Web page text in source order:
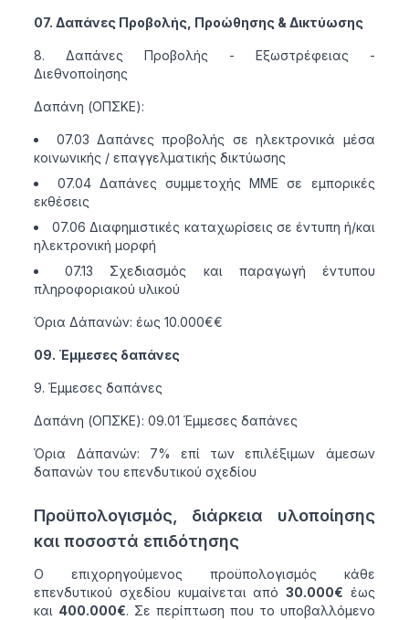
07. Δαπάνες Προβολής, Προώθησης & Δικτύωσης
Δαπάνες Προβολής - Εξωστρέφειας -
Διεθνοποίησης
Δαπάνη (ΟΠΣΚΕ):
07.03 Δαπάνες προβολής σε ηλεκτρονικά μέσα
κοινωνικής / επαγγελματικής δικτύωσης
07.04 Δαπάνες συμμετοχής ΜΜΕ σε εμπορικές
εκθέσεις
07.06 Διαφημιστικές καταχωρίσεις σε έντυπη ή/και
ηλεκτρονική μορφή
07.13 Σχεδιασμός και παραγωγή έντυπου
πληροφοριακού υλικού
Όρια Δάπανών: έως 10.000€€
09. Έμμεσες δαπάνες
Έμμεσες δαπάνες
Δαπάνη (ΟΠΣΚΕ): 09.01 Έμμεσες δαπάνες
Όρια Δάπανών: 7% επί των επιλέξιμων άμεσων
δαπανών του επενδυτικού σχεδίου
Προϋπολογισμός, διάρκεια υλοποίησης
και ποσοστά επιδότησης
Ο επιχορηγούμενος προϋπολογισμός κάθε
επενδυτικού σχεδίου κυμαίνεται από 30.000€ έως
και 400.000€. Σε περίπτωση που το υποβαλλόμενο